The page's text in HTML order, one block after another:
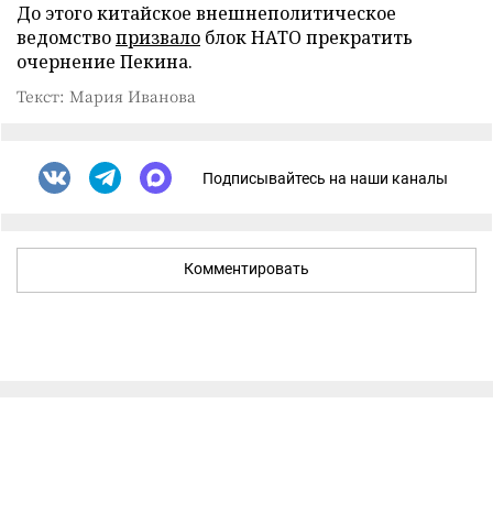
До этого китайское внешнеполитическое
ведомствопризвало блок НАТО прекратить
очернение Пекина.
Текст: Мария Иванова
Подписывайтесь на наши каналы
Комментировать